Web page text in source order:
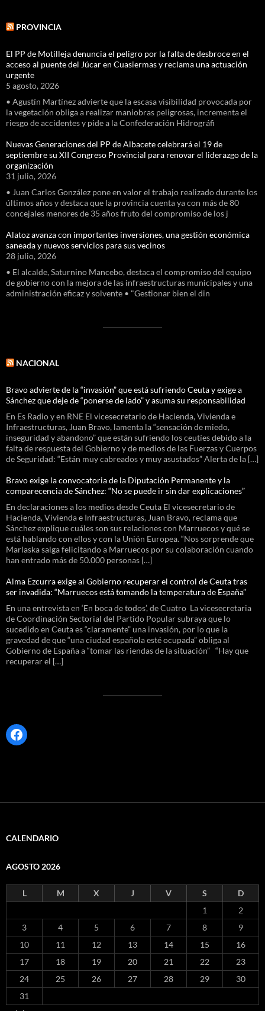
PROVINCIA
El PP de Motilleja denuncia el peligro por la falta de desbroce en el
acceso al puente del Júcar en Cuasiermas y reclama una actuación
urgente
5 agosto, 2026
• Agustín Martínez advierte que la escasa visibilidad provocada por
la vegetación obliga a realizar maniobras peligrosas, incrementa el
riesgo de accidentes y pide a la Confederación Hidrográfi
Nuevas Generaciones del PP de Albacete celebrará el 19 de
septiembre su XII Congreso Provincial para renovar el liderazgo de la
organización
31 julio, 2026
• Juan Carlos González pone en valor el trabajo realizado durante los
últimos años y destaca que la provincia cuenta ya con más de 80
concejales menores de 35 años fruto del compromiso de los j
Alatoz avanza con importantes inversiones, una gestión económica
saneada y nuevos servicios para sus vecinos
28 julio, 2026
• El alcalde, Saturnino Mancebo, destaca el compromiso del equipo
de gobierno con la mejora de las infraestructuras municipales y una
administración eficaz y solvente • "Gestionar bien el din
NACIONAL
Bravo advierte de la “invasión” que está sufriendo Ceuta y exige a
Sánchez que deje de “ponerse de lado” y asuma su responsabilidad
En Es Radio y en RNE El vicesecretario de Hacienda, Vivienda e
Infraestructuras, Juan Bravo, lamenta la “sensación de miedo,
inseguridad y abandono” que están sufriendo los ceutíes debido a la
falta de respuesta del Gobierno y de medios de las Fuerzas y Cuerpos
de Seguridad: “Están muy cabreados y muy asustados” Alerta de la […]
Bravo exige la convocatoria de la Diputación Permanente y la
comparecencia de Sánchez: “No se puede ir sin dar explicaciones”
En declaraciones a los medios desde Ceuta El vicesecretario de
Hacienda, Vivienda e Infraestructuras, Juan Bravo, reclama que
Sánchez explique cuáles son sus relaciones con Marruecos y qué se
está hablando con ellos y con la Unión Europea. “Nos sorprende que
Marlaska salga felicitando a Marruecos por su colaboración cuando
han entrado más de 50.000 personas […]
Alma Ezcurra exige al Gobierno recuperar el control de Ceuta tras
ser invadida: “Marruecos está tomando la temperatura de España”
En una entrevista en ‘En boca de todos’, de Cuatro La vicesecretaria
de Coordinación Sectorial del Partido Popular subraya que lo
sucedido en Ceuta es “claramente” una invasión, por lo que la
gravedad de que “una ciudad española esté ocupada” obliga al
Gobierno de España a “tomar las riendas de la situación” “Hay que
recuperar el […]
Facebook
CALENDARIO
AGOSTO 2026
L M X J V S
D
1
2
3
4 5 6 7 8
9
10
11 12 13 14 15
16
17
18 19 20 21 22
23
24
25 26 27 28 29
30
31